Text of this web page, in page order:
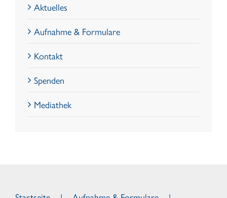
Aktuelles
Aufnahme & Formulare
Kontakt
Spenden
Mediathek